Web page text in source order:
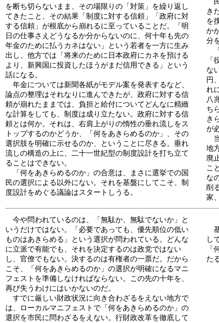
を断ち切らないまま、その場限りの「対策」を繰り返し
てきたこと、その結果「制度に対する信頼」「政府に対
する信頼」が根底から崩れるに至っていることだ。「明
日の仕事さえどうなるか分からないのに、何十年も先の
年金のために払うカネはない」という若者を一方に生み
出し、他方では「将来のために日本政府にカネを預ける
より、新興国に投資したほうがまだ信用できる」という
話になる。
年金については新聞各紙がモデル案を発表するなど、
論点の整理はそれなりに進んできたが、政府に対する信
頼が崩れたままでは、負担と給付についてどんなに精緻
な計算をしても、制度は成り立たない。政府に対する信
頼とは何か。それは、右肩上がりの惰性の垂れ流しをス
トップするのかどうか、「何をあきらめるのか」、その
選択肢を明確に示せるのか、ということに尽きる。垂れ
流しの構造の上に、二十一世紀型の制度設計を打ち立て
ることはできない。
「何をあきらめるのか」の合意は、まさに選挙での国
民の選択による以外にない。それを基盤にしてこそ、制
度設計をめぐる議論はスタートしうる。
き
を
か
分
「
「
な
円
れ
八
ち
き
が
当
地
廃
こ
な
削
家
今や問われているのは、「無駄か、無駄でないか」と
いうだけではない。「必要であっても、優先順位の低い
ものはあきらめる」という選択が問われている。どんな
に立派で有能でも、それを決定するのは政党ではない
し、官僚でもない。決するのは有権者の一票だ。だから
こそ、「何をあきらめるのか」の選択が明確になるマニ
フェストを準備しなければならない。この先の十年を、
再び失うわけにはいかないのだ。
すでに厳しい財政状況に向き合わざるをえない地方で
は、ローカルマニフェストで「何をあきらめるのか」の
選択を市民に問わざるをえない。行財政改革を徹底して
基
し
「
た